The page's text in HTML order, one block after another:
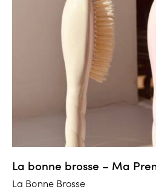
La bonne brosse – Ma
La Bonne Brosse